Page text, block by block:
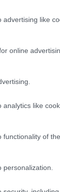
like
online
like
of
καύσιμα
.
βάση τη
η
γονείς
από τους